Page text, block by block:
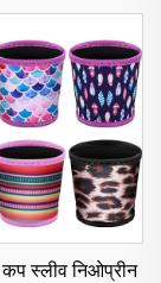
कार्यक्रमों के लिए
स्लीव निओप्रीन